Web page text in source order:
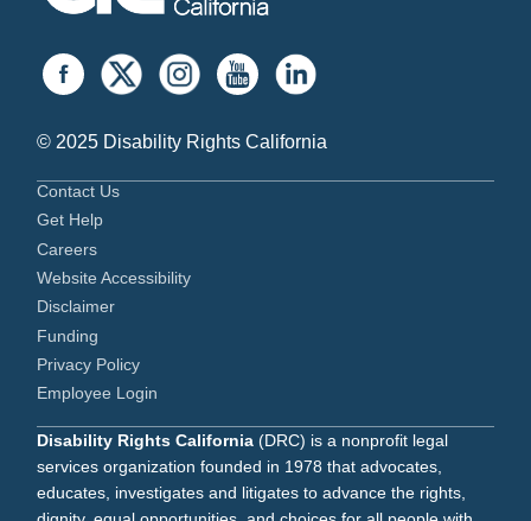
© 2025 Disability Rights California
Contact Us
Get Help
Careers
Website Accessibility
Disclaimer
Funding
Privacy Policy
Employee Login
Disability Rights California (DRC) is a nonprofit legal
services organization founded in 1978 that advocates,
educates, investigates and litigates to advance the rights,